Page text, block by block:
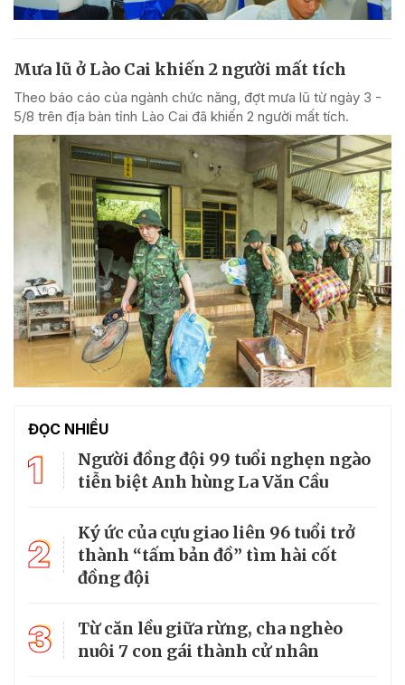
Mưa lũ ở Lào Cai khiến 2 người mất tích
Theo báo cáo của ngành chức năng, đợt mưa lũ từ ngày 3 -
5/8 trên địa bàn tỉnh Lào Cai đã khiến 2 người mất tích.
ĐỌC NHIỀU
1
Người đồng đội 99 tuổi nghẹn ngào
tiễn biệt Anh hùng La Văn Cầu
2
Ký ức của cựu giao liên 96 tuổi trở
thành “tấm bản đồ” tìm hài cốt
đồng đội
3
Từ căn lều giữa rừng, cha nghèo
nuôi 7 con gái thành cử nhân